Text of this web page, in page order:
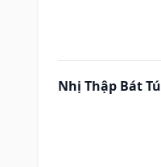
Nhị Thập Bát Tú